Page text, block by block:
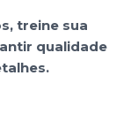
treine sua
qualidade